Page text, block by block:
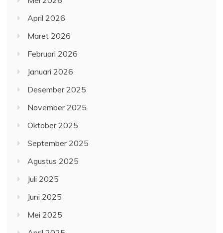
April 2026
Maret 2026
Februari 2026
Januari 2026
Desember 2025
November 2025
Oktober 2025
September 2025
Agustus 2025
Juli 2025
Juni 2025
Mei 2025